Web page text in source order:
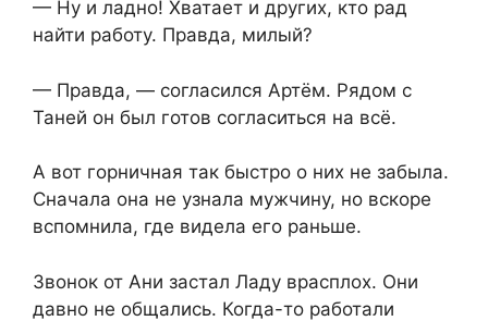
— Ну и ладно! Хватает и других, кто рад
найти работу. Правда, милый?
— Правда, — согласился Артём. Рядом с
Таней он был готов согласиться на всё.
А вот горничная так быстро о них не забыла.
Сначала она не узнала мужчину, но вскоре
вспомнила, где видела его раньше.
Звонок от Ани застал Ладу врасплох. Они
давно не общались. Когда-то работали